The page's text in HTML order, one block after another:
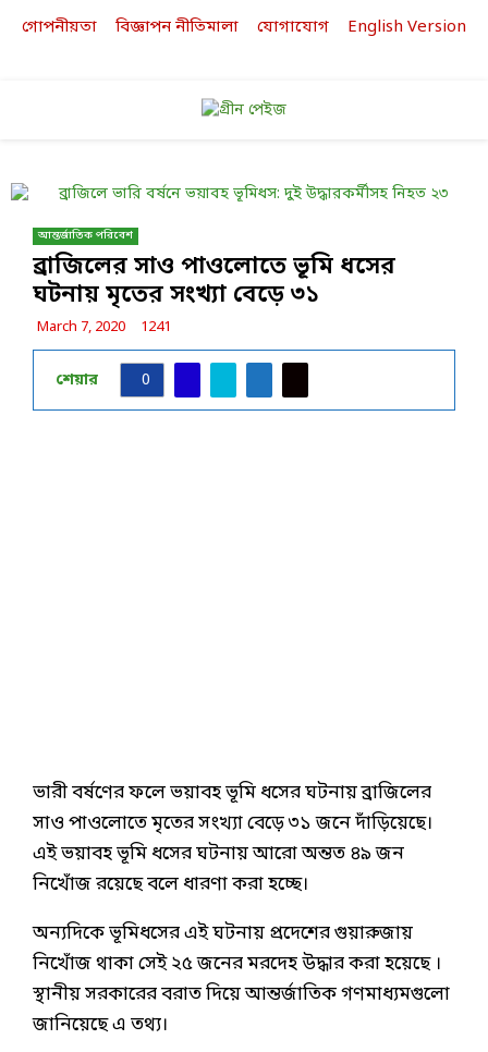
গোপনীয়তা বিজ্ঞাপন নীতিমালা যোগাযোগ English Version
MENU
আন্তর্জাতিক পরিবেশ
ব্রাজিলের সাও পাওলোতে ভূমি ধসের
ঘটনায় মৃতের সংখ্যা বেড়ে ৩১
March 7, 2020 1241
শেয়ার 0
ভারী বর্ষণের ফলে ভয়াবহ ভূমি ধসের ঘটনায় ব্রাজিলের
সাও পাওলোতে মৃতের সংখ্যা বেড়ে ৩১ জনে দাঁড়িয়েছে।
এই ভয়াবহ ভূমি ধসের ঘটনায় আরো অন্তত ৪৯ জন
নিখোঁজ রয়েছে বলে ধারণা করা হচ্ছে।
অন্যদিকে ভূমিধসের এই ঘটনায় প্রদেশের গুয়ারুজায়
নিখোঁজ থাকা সেই ২৫ জনের মরদেহ উদ্ধার করা হয়েছে ।
স্থানীয় সরকারের বরাত দিয়ে আন্তর্জাতিক গণমাধ্যমগুলো
জানিয়েছে এ তথ্য।